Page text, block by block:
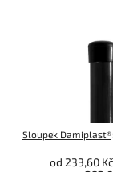
Sloupek
od 233,60